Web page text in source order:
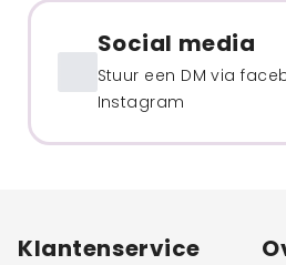
Social media
Stuur een DM via
Instagram
Klantenservice